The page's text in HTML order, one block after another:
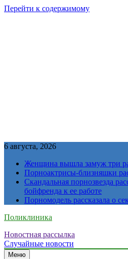
Перейти к содержимому
6 августа, 2026
Женщина вышла замуж три
Порноактрисы-близняшки
Скандальная порнозвезда
бойфренда к ее работе
Порномодель рассказала о
Поликлиника
Новостная рассылка
Случайные новости
Меню